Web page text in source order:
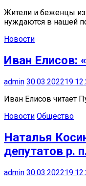
Жители и беженцы из
нуждаются в нашей
Новости
Иван Елисов:
admin 30.03.2022
Иван Елисов читает
Новости Общество
Наталья
депутатов р.
admin 30.03.2022